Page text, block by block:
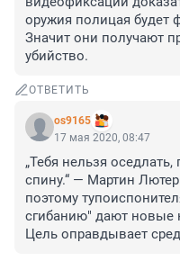
оружия полицая будет
Значит они получают
убийство.
ОТВЕТИТЬ
os9165
17 мая 2020, 08:47
„Тебя нельзя
спину.“ — Мартин
поэтому
сгибанию" дают новые
Цель оправдывает